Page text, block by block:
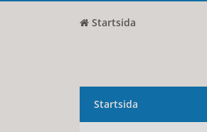
Startsida
Startsida